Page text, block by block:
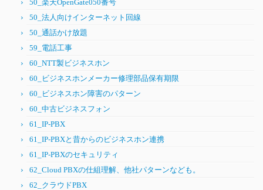
50_楽天OpenGate050番号
50_法人向けインターネット回線
50_通話かけ放題
59_電話工事
60_NTT製ビジネスホン
60_ビジネスホンメーカー修理部品保有期限
60_ビジネスホン障害のパターン
60_中古ビジネスフォン
61_IP-PBX
61_IP-PBXと昔からのビジネスホン連携
61_IP-PBXのセキュリティ
62_Cloud PBXの仕組理解、他社パターンなども。
62_クラウドPBX